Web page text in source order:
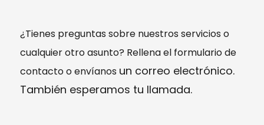
¿Tienes preguntas sobre nuestros servicios o
cualquier otro asunto? Rellena el formulario de
contacto o envíanos un correo electrónico.
También esperamos tu llamada.